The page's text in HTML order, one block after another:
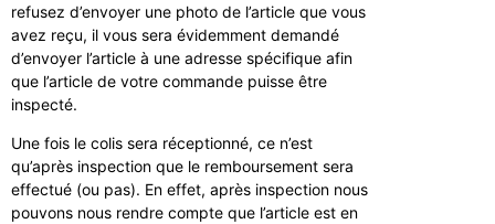
refusez d’envoyer une photo de l’article que vous
avez reçu, il vous sera évidemment demandé
d’envoyer l’article à une adresse spécifique afin
que l’article de votre commande puisse être
inspecté.
Une fois le colis sera réceptionné, ce n’est
qu’après inspection que le remboursement sera
effectué (ou pas). En effet, après inspection nous
pouvons nous rendre compte que l’article est en